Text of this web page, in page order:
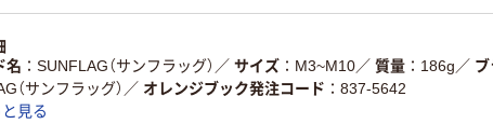
名
SUNFLAG（サンフラッグ） ／ サイズ M3~M10／ 質量 186g ／
（サンフラッグ） ／ オレンジブック発注コード
837-5642
見る